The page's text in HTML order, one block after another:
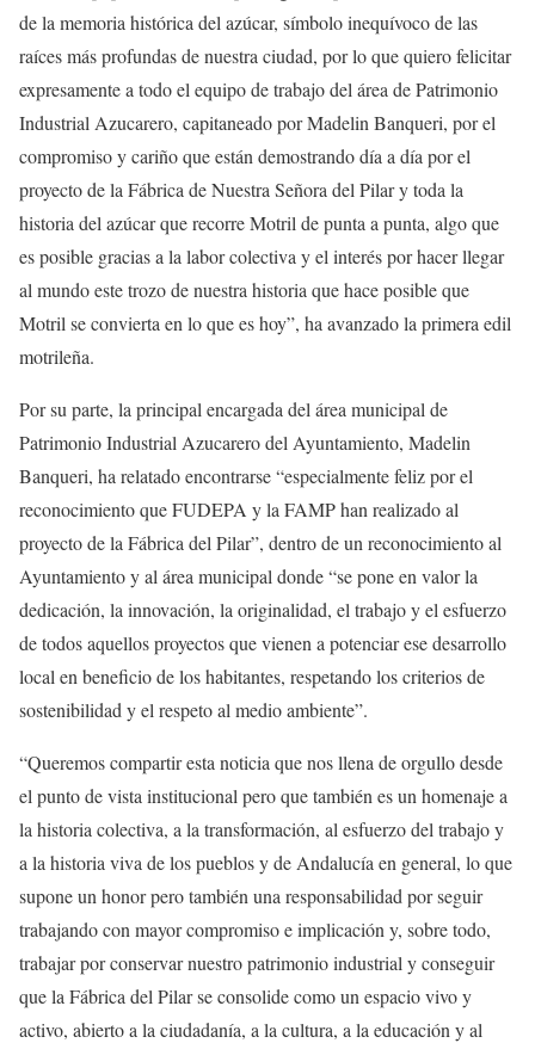
de la memoria histórica del azúcar, símbolo inequívoco de las
raíces más profundas de nuestra ciudad, por lo que quiero felicitar
expresamente a todo el equipo de trabajo del área de Patrimonio
Industrial Azucarero, capitaneado por Madelin Banqueri, por el
compromiso y cariño que están demostrando día a día por el
proyecto de la Fábrica de Nuestra Señora del Pilar y toda la
historia del azúcar que recorre Motril de punta a punta, algo que
es posible gracias a la labor colectiva y el interés por hacer llegar
al mundo este trozo de nuestra historia que hace posible que
Motril se convierta en lo que es hoy”, ha avanzado la primera edil
motrileña.
Por su parte, la principal encargada del área municipal de
Patrimonio Industrial Azucarero del Ayuntamiento, Madelin
Banqueri, ha relatado encontrarse “especialmente feliz por el
reconocimiento que FUDEPA y la FAMP han realizado al
proyecto de la Fábrica del Pilar”, dentro de un reconocimiento al
Ayuntamiento y al área municipal donde “se pone en valor la
dedicación, la innovación, la originalidad, el trabajo y el esfuerzo
de todos aquellos proyectos que vienen a potenciar ese desarrollo
local en beneficio de los habitantes, respetando los criterios de
sostenibilidad y el respeto al medio ambiente”.
“Queremos compartir esta noticia que nos llena de orgullo desde
el punto de vista institucional pero que también es un homenaje a
la historia colectiva, a la transformación, al esfuerzo del trabajo y
a la historia viva de los pueblos y de Andalucía en general, lo que
supone un honor pero también una responsabilidad por seguir
trabajando con mayor compromiso e implicación y, sobre todo,
trabajar por conservar nuestro patrimonio industrial y conseguir
que la Fábrica del Pilar se consolide como un espacio vivo y
activo, abierto a la ciudadanía, a la cultura, a la educación y al